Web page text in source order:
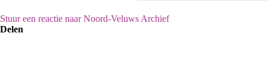
Stuur een reactie naar Noord-Veluws Archief
Delen